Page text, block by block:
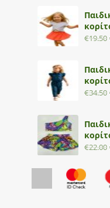
€19.50
€34.50
€22.00